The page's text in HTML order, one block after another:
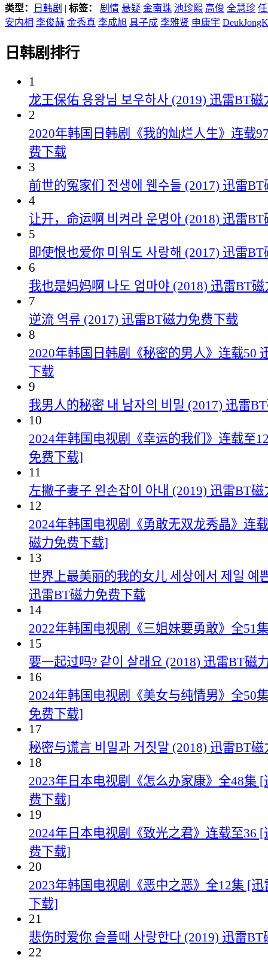
类型： 日韩剧 | 标签： 剧情 悬疑 金南珠 池珍熙 高俊 全慧珍
安内相 李俊赫 金秀真 李成旭 具子成 李雅贤 申康宇
日韩剧排行
1
龙王保佑 용왕님 보우하사 (2019) 迅雷BT
2
2020年韩国日韩剧《我的灿烂人生》连载
费下载
3
前世的冤家们 전생에 웬수들 (2017) 迅雷
4
让开，命运啊 비켜라 운명아 (2018) 迅雷
5
即使恨也爱你 미워도 사랑해 (2017) 迅雷
6
我也是妈妈啊 나도 엄마야 (2018) 迅雷BT
7
逆流 역류 (2017) 迅雷BT磁力免费下载
8
2020年韩国日韩剧《秘密的男人》连载50
下载
9
我男人的秘密 내 남자의 비밀 (2017) 迅雷
10
2024年韩国电视剧《幸运的我们》连载至
免费下载]
11
左撇子妻子 왼손잡이 아내 (2019) 迅雷BT
12
2024年韩国电视剧《勇敢无双龙秀晶》连
磁力免费下载]
13
世界上最美丽的我的女儿 세상에서 제일 예
迅雷BT磁力免费下载
14
2022年韩国电视剧《三姐妹要勇敢》全51
15
要一起过吗? 같이 살래요 (2018) 迅雷BT磁
16
2024年韩国电视剧《美女与纯情男》全50
免费下载]
17
秘密与谎言 비밀과 거짓말 (2018) 迅雷BT
18
2023年日本电视剧《怎么办家康》全48集
费下载]
19
2024年日本电视剧《致光之君》连载至36
费下载]
20
2023年韩国电视剧《恶中之恶》全12集 [
下载]
21
悲伤时爱你 슬플때 사랑한다 (2019) 迅雷
22